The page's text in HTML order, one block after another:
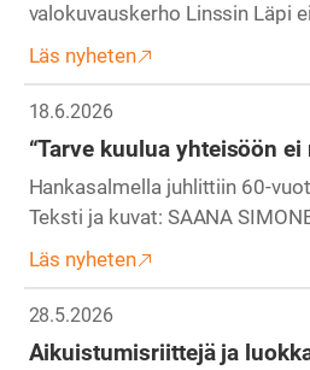
valokuvauskerho Linssin Läpi
Läs nyheten
18.6.2026
“Tarve kuulua yhteisöön ei
Hankasalmella juhlittiin 60-
Teksti ja kuvat: SAANA
Läs nyheten
28.5.2026
Aikuistumisriittejä ja